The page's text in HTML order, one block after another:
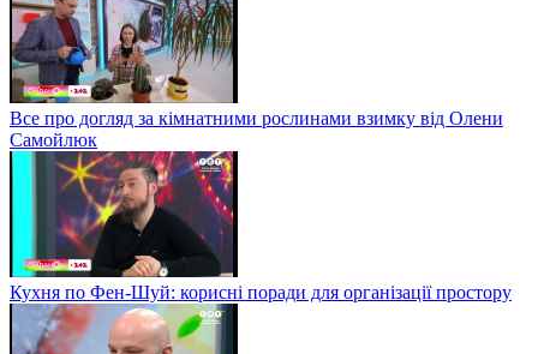
Все про догляд за кімнатними рослинами взимку від Олени
Самойлюк
Кухня по Фен-Шуй: корисні поради для організації простору